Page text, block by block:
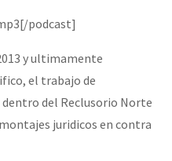
podcast]
y ultimamente
el trabajo de
del Reclusorio Norte
juridicos en contra